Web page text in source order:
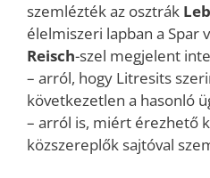
szemlézték az osztrák
élelmiszeri lapban a Spar
Reisch-szel megjelent
– arról, hogy Litresits
következetlen a hasonló
– arról is, miért érezhető
közszereplők sajtóval